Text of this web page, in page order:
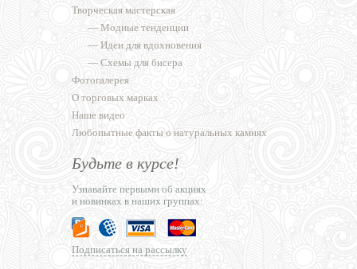
Творческая мастерская
— Модные тенденции
— Идеи для вдохновения
— Схемы для бисера
Фотогалерея
О торговых марках
Наше видео
Любопытные факты о натуральных камнях
Будьте в курсе!
Узнавайте первыми об акциях
и новинках в наших группах:
Подписаться на рассылку